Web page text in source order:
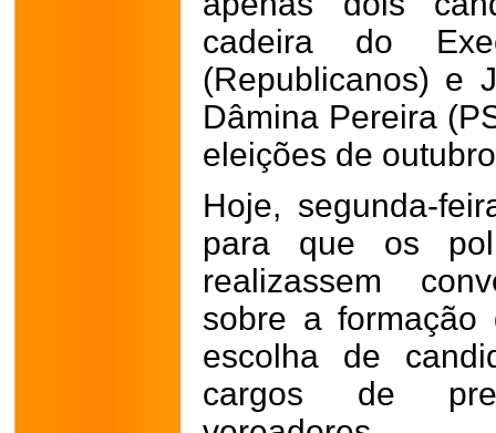
cadeira do
(Republicanos) e
Dâmina Pereira
eleições de
Hoje, segunda-
para que os
realizassem
sobre a
escolha de
cargos de